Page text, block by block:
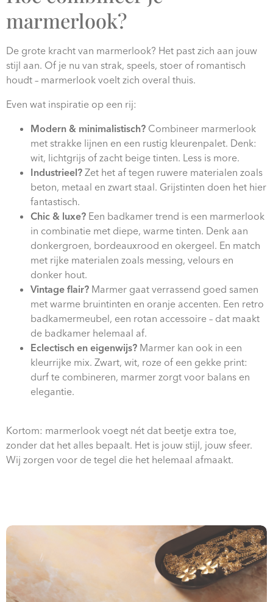
marmerlook?
De grote kracht van marmerlook? Het past zich aan jouw
stijl aan. Of je nu van strak, speels, stoer of romantisch
houdt – marmerlook voelt zich overal thuis.
Even wat inspiratie op een rij:
Modern & minimalistisch? Combineer marmerlook
met strakke lijnen en een rustig kleurenpalet. Denk:
wit, lichtgrijs of zacht beige tinten. Less is more.
Industrieel? Zet het af tegen ruwere materialen zoals
beton, metaal en zwart staal. Grijstinten doen het hier
fantastisch.
Chic & luxe? Een badkamer trend is een marmerlook
in combinatie met diepe, warme tinten. Denk aan
donkergroen, bordeauxrood en okergeel. En match
met rijke materialen zoals messing, velours en
donker hout.
Vintage flair? Marmer gaat verrassend goed samen
met warme bruintinten en oranje accenten. Een retro
badkamermeubel, een rotan accessoire – dat maakt
de badkamer helemaal af.
Eclectisch en eigenwijs? Marmer kan ook in een
kleurrijke mix. Zwart, wit, roze of een gekke print:
durf te combineren, marmer zorgt voor balans en
elegantie.
Kortom: marmerlook voegt nét dat beetje extra toe,
zonder dat het alles bepaalt. Het is jouw stijl, jouw sfeer.
Wij zorgen voor de tegel die het helemaal afmaakt.
eclectische en kleurrijke woonstijl